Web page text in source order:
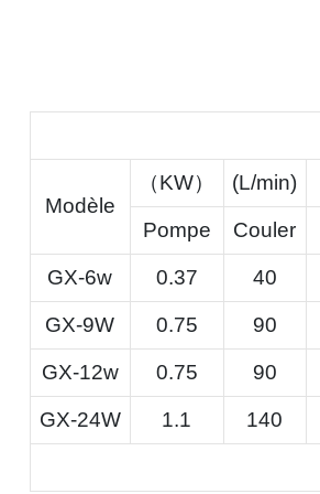
Modèle
（KW） (L/min)
Pompe Couler
GX-6w 0.37 40
GX-9W 0.75 90
GX-12w 0.75 90
GX-24W 1.1 140